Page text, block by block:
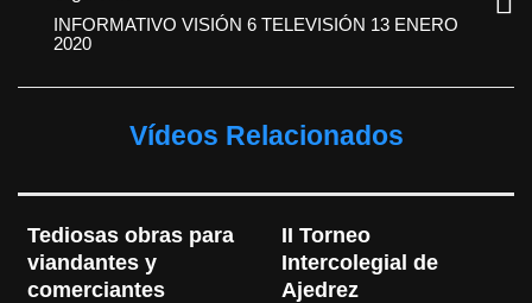
INFORMATIVO VISIÓN 6 TELEVISIÓN 13 ENERO
2020
Vídeos Relacionados
Tediosas obras para
viandantes y
comerciantes
II Torneo
Intercolegial de
Ajedrez